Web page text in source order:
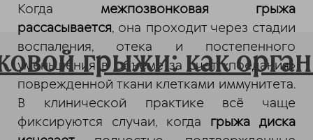
грыжи: как
Когда межпозвонковая грыжа
рассасывается, она проходит через стадии
воспаления, отека и постепенного
уменьшения в объеме за счет «поедания»
поврежденной ткани клетками иммунитета.
В клинической практике всё чаще
фиксируются случаи, когда грыжа диска